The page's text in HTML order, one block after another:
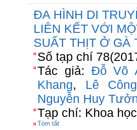
ĐA HÌNH DI
LIÊN KẾT VỚI
SUẤT THỊT Ở GÀ
Số tạp chí
Tác giả: Đỗ Võ
Khang, Lê
Nguyễn Huy
Tạp chí: Khoa
Tóm tắt